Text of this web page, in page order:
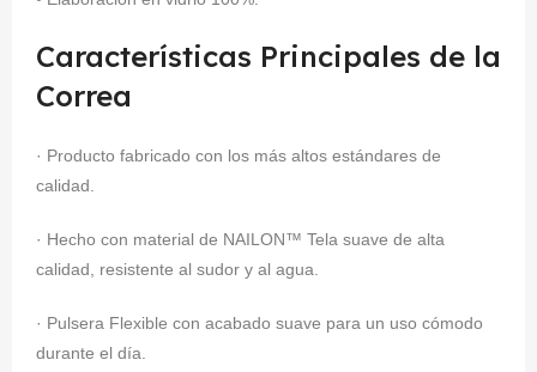
Características Principales de la
Correa
· Producto fabricado con los más altos estándares de
calidad.
· Hecho con material de NAILON™ Tela suave de alta
calidad, resistente al sudor y al agua.
· Pulsera Flexible con acabado suave para un uso cómodo
durante el día.